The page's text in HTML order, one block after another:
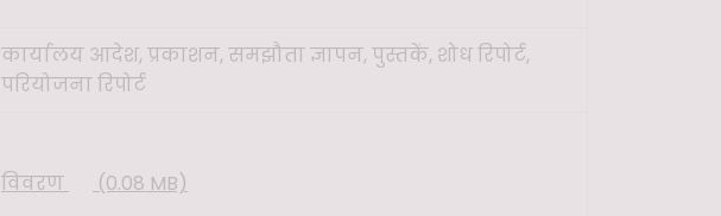
कार्यालय आदेश, प्रकाशन, समझौता ज्ञापन, पुस्तकें, शोध रिपोर्ट,
परियोजना रिपोर्ट
विवरण (0.08 MB)